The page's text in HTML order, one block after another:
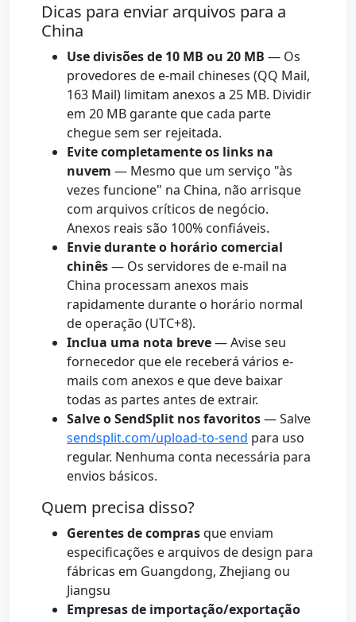
Dicas para enviar arquivos para a
China
Use divisões de 10 MB ou 20 MB — Os
provedores de e-mail chineses (QQ Mail,
163 Mail) limitam anexos a 25 MB. Dividir
em 20 MB garante que cada parte
chegue sem ser rejeitada.
Evite completamente os links na
nuvem — Mesmo que um serviço "às
vezes funcione" na China, não arrisque
com arquivos críticos de negócio.
Anexos reais são 100% confiáveis.
Envie durante o horário comercial
chinês— Os servidores de e-mail na
China processam anexos mais
rapidamente durante o horário normal
de operação (UTC+8).
Inclua uma nota breve— Avise seu
fornecedor que ele receberá vários e-
mails com anexos e que deve baixar
todas as partes antes de extrair.
Salve o SendSplit nos favoritos— Salve
sendsplit.com/upload-to-send para uso
regular. Nenhuma conta necessária para
envios básicos.
Quem precisa disso?
Gerentes de comprasque enviam
especificações e arquivos de design para
fábricas em Guangdong, Zhejiang ou
Jiangsu
Empresas de importação/exportação